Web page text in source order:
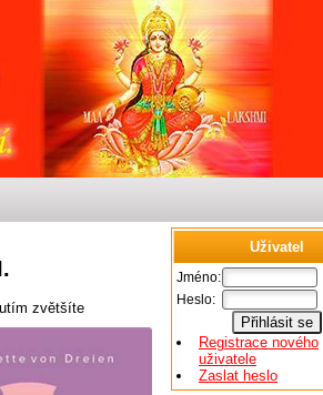
zvětšíte
Uživatel
Jméno:
Heslo:
Registrace nového
uživatele
Zaslat heslo